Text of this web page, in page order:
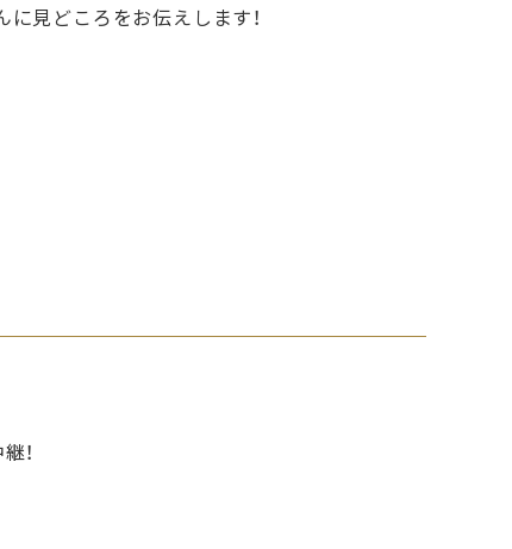
見どころをお伝えします！
！